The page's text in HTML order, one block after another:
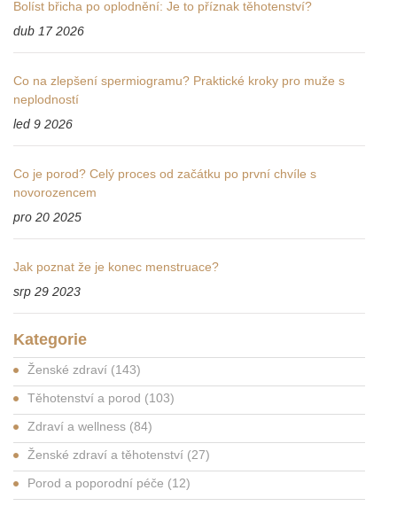
Bolíst břicha po oplodnění: Je to příznak těhotenství?
dub 17 2026
Co na zlepšení spermiogramu? Praktické kroky pro muže s
neplodností
led 9 2026
Co je porod? Celý proces od začátku po první chvíle s
novorozencem
pro 20 2025
Jak poznat že je konec menstruace?
srp 29 2023
Kategorie
Ženské zdraví (143)
Těhotenství a porod (103)
Zdraví a wellness (84)
Ženské zdraví a těhotenství (27)
Porod a poporodní péče (12)